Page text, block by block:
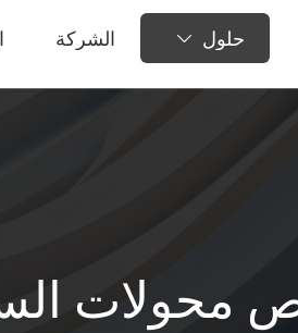
حلول  الشركة